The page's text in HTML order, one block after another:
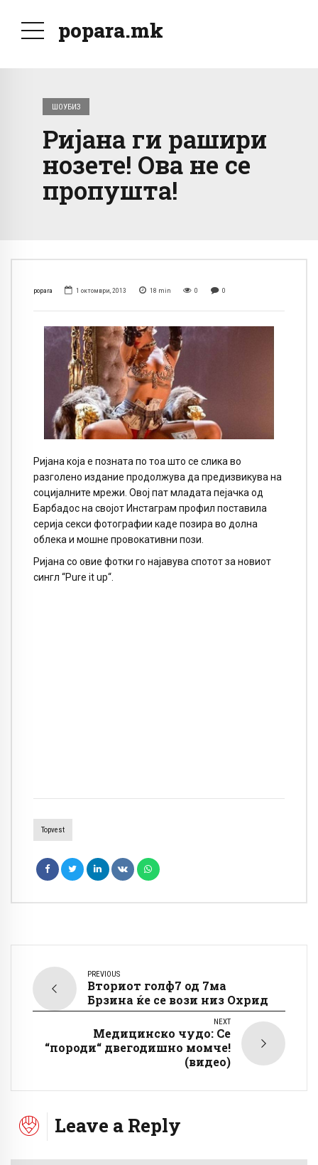
popara.mk
ШОУБИЗ
Ријана ги рашири
нозете! Ова не се
пропушта!
popara 1 октомври, 2013 18 min 0 0
Ријана која е позната по тоа што се слика во
разголено издание продолжува да предизвикува на
социјалните мрежи. Овој пат младата пејачка од
Барбадос на својот Инстаграм профил поставила
серија секси фотографии каде позира во долна
облека и мошне провокативни пози.
Ријана со овие фотки го најавува спотот за новиот
сингл “Pure it up“.
Topvest
PREVIOUS
Вториот голф7 од 7ма
Брзина ќе се вози низ Охрид
NEXT
Медицинско чудо: Се
“породи“ двегодишно момче!
(видео)
Leave a Reply